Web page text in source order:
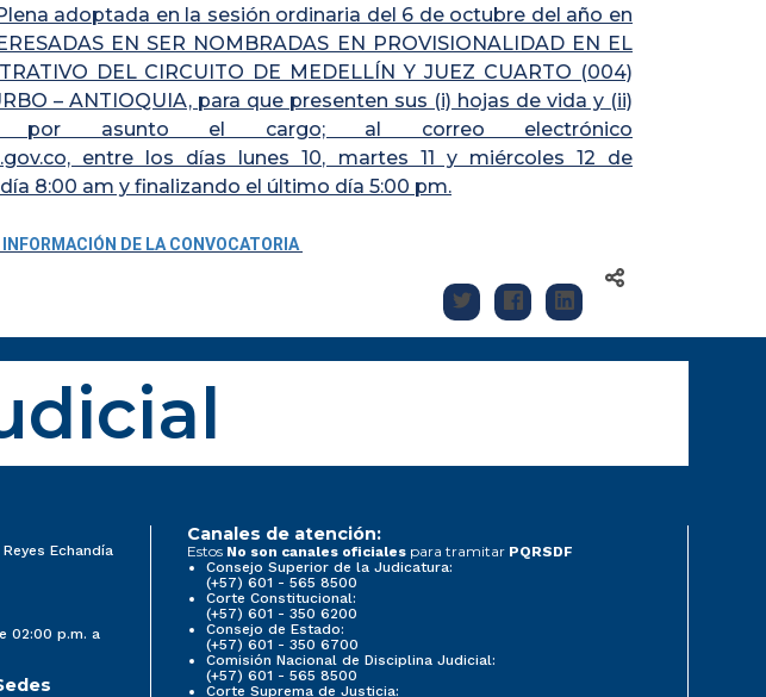
adoptada en la sesión ordinaria del 6 de octubre del año en
EN SER NOMBRADAS EN PROVISIONALIDAD EN EL
DEL CIRCUITO DE MEDELLÍN Y JUEZ CUARTO (004)
– ANTIOQUIA, para que presenten sus (i) hojas de vida y (ii)
por asunto el cargo; al correo electrónico
entre los días lunes 10, martes 11 y miércoles 12 de
8:00 am y finalizando el último día 5:00 pm.
DE LA CONVOCATORIA
Echandía
02:00 p.m. a
Canales de atención:
Estos No son canales oficiales para tramitar PQRSDF
Consejo Superior de la Judicatura:
(+57) 601 - 565 8500
Corte Constitucional:
(+57) 601 - 350 6200
Consejo de Estado:
(+57) 601 - 350 6700
Comisión Nacional de Disciplina Judicial:
(+57) 601 - 565 8500
Corte Suprema de Justicia: